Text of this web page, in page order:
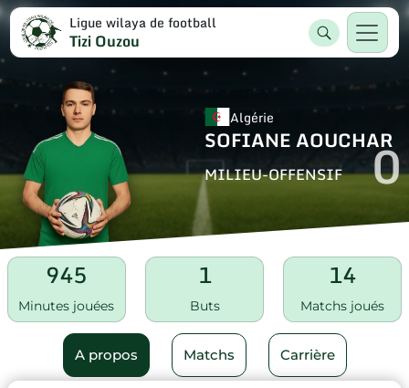
Ligue wilaya de football
Tizi Ouzou
Algérie
SOFIANE AOUCHAR
MILIEU-OFFENSIF 0
945
Minutes jouées
1
Buts
14
Matchs joués
A propos Matchs Carrière